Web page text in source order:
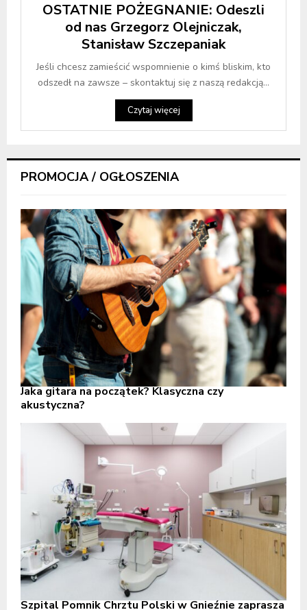
OSTATNIE POŻEGNANIE: Odeszli
od nas Grzegorz Olejniczak,
Stanisław Szczepaniak
Jeśli chcesz zamieścić wspomnienie o kimś bliskim, kto
odszedł na zawsze – skontaktuj się z naszą redakcją...
Czytaj więcej
PROMOCJA / OGŁOSZENIA
Jaka gitara na początek? Klasyczna czy
akustyczna?
Szpital Pomnik Chrztu Polski w Gnieźnie zaprasza